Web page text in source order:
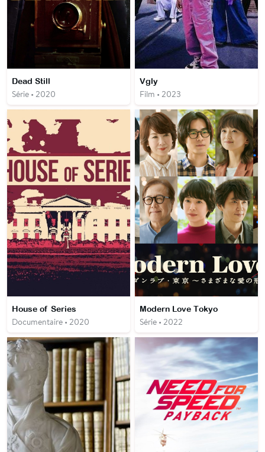
Dead Still
Série • 2020
Vgly
Film • 2023
House of Series
Documentaire • 2020
Modern Love Tokyo
Série • 2022